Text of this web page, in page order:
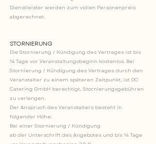
Dienstleister werden zum vollen Personenpreis
abgerechnet.
STORNIERUNG
Die Stornierung / Kündigung des Vertrages ist bis
14 Tage vor Veranstaltungsbeginn kostenlos. Bei
Stornierung / Kündigung des Vertrages durch den
Veranstalter zu einem späteren Zeitpunkt, ist DC
Catering GmbH berechtigt, Stornierungsgebühren
zu verlangen.
Der Anspruch des Veranstalters besteht in
folgender Höhe:
Bei einer Stornierung / Kündigung
ab der Unterschrift des Angebotes und bis 14 Tage